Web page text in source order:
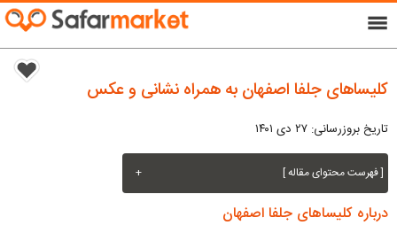
menu
کلیساهای جلفا اصفهان به همراه نشانی و عکس
تاریخ بروزرسانی: ۲۷ دی ۱۴۰۱
[ فهرست محتوای مقاله ] +
درباره کلیساهای جلفا اصفهان